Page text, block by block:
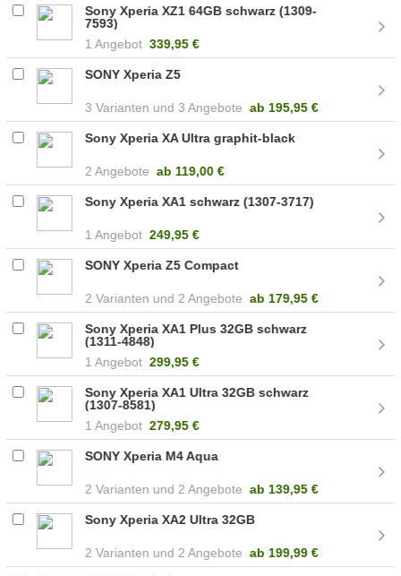
Sony Xperia XZ1 64GB schwarz (1309-
7593)
1 Angebot 339,95 €
SONY Xperia Z5
3 3 Angebote ab 195,95 €
Sony Xperia XA Ultra graphit-black
2 Angebote ab 119,00 €
Sony Xperia XA1 schwarz (1307-3717)
1 Angebot 249,95 €
SONY Xperia Z5 Compact
2 2 Angebote ab 179,95 €
Sony Xperia XA1 Plus 32GB schwarz
(1311-4848)
1 Angebot 299,95 €
Sony Xperia XA1 Ultra 32GB schwarz
(1307-8581)
1 Angebot 279,95 €
SONY Xperia M4 Aqua
2 2 Angebote ab 139,95 €
Sony Xperia XA2 Ultra 32GB
2 2 Angebote ab 199,99 €